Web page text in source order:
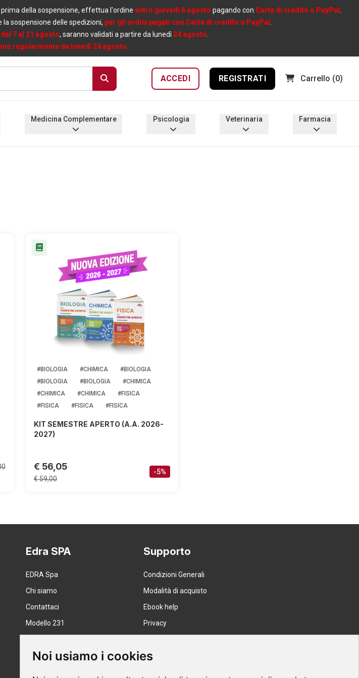
Noi usiamo i cookies
prima della sospensione, effettua l'ordine entro giovedì 6 agosto pagando con Carta di credito o PayPal
sospensione delle spedizioni, per gli ordini pagati con Carta di credito o PayPal
dal 7 al 21 agosto, saranno validati a partire da lunedì 24 agosto
regolarmente da lunedì 24 agosto.
ACCEDI REGISTRATI Carrello (0)
Medicina Complementare
#BIOLOGIA #CHIMICA
#BIOLOGIA
#BIOLOGIA
#BIOLOGIA
#CHIMICA
#CHIMICA
#CHIMICA
#FISICA
#FISICA
#FISICA #FISICA
KIT SEMESTRE APERTO (A.A. 2026-
2027)
€ 56,05
€ 59,00
-5%
Edra SPA
EDRA Spa
Chi siamo
Contattaci
Modello 231
Supporto
Condizioni Generali
Modalità di acquisto
Ebook help
Privacy
Spedizione